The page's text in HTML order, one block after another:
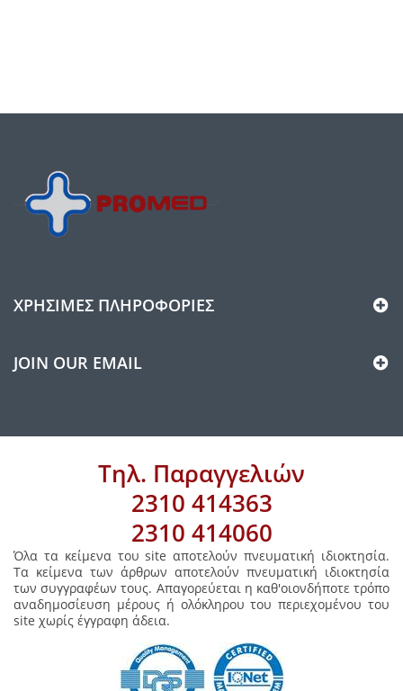
ΧΡΉΣΙΜΕΣ ΠΛΗΡΟΦΟΡΊΕΣ
JOIN OUR EMAIL
Τηλ. Παραγγελιών
2310 414363
2310 414060
Όλα τα κείμενα του site αποτελούν πνευματική ιδιοκτησία.
Τα κείμενα των άρθρων αποτελούν πνευματική ιδιοκτησία
των συγγραφέων τους. Απαγορεύεται η καθ'οιονδήποτε τρόπο
αναδημοσίευση μέρους ή ολόκληρου του περιεχομένου του
site χωρίς έγγραφη άδεια.